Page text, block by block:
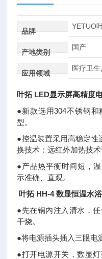
品牌
YETUO
产地类别
国产
应用领域
医疗卫
叶拓 LED显示屏高精度
●新款选用304不锈钢
型。
●控温装置采用高稳定性
换技术：远红外加热技术
●产品热平衡时间短，
示准确、直观。
叶拓 HH-4 数显恒温水
●先在锅内注入清水，
干烧。
●将电源插头插入三眼电
●打开电源开关，数显